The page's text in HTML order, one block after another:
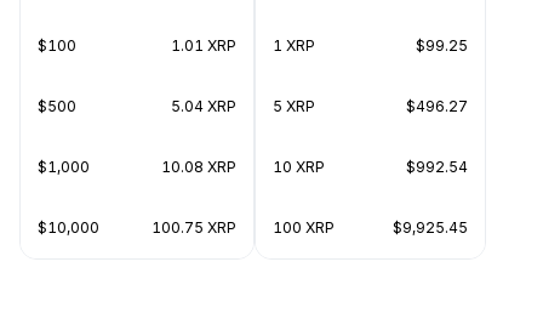
$100 1.01 XRP
$500 5.04 XRP
$1,000 10.08 XRP
$10,000 100.75 XRP
1 XRP $99.25
5 XRP $496.27
10 XRP $992.54
100 XRP $9,925.45